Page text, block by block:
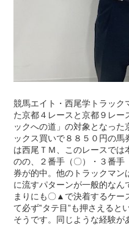
競馬エイト・西尾学トラック
た京都４レースと京都９レー
ックへの道」の対象となっ
ックス買いで８８５０円の
は西尾ＴＭ、このレースで
のの、２番手（〇）・３番
券が的中。他のトラックマ
に流すパターンが一般的なん
まりにも〇▲で決着するケー
て必ず‟タテ目”も押さえると
そうです。同じような経験が